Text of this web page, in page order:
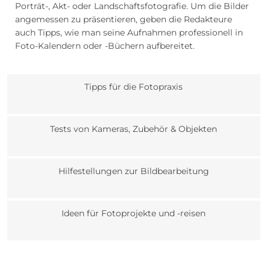
Porträt-, Akt- oder Landschaftsfotografie. Um die Bilder
angemessen zu präsentieren, geben die Redakteure
auch Tipps, wie man seine Aufnahmen professionell in
Foto-Kalendern oder -Büchern aufbereitet.
Tipps für die Fotopraxis
Tests von Kameras, Zubehör & Objekten
Hilfestellungen zur Bildbearbeitung
Ideen für Fotoprojekte und -reisen